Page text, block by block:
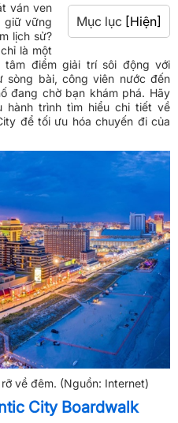
Mục lục [Hiện]
ván ven
giữ vững
lịch sử?
là một
điểm giải trí sôi động với
sòng bài, công viên nước đến
đang chờ bạn khám phá. Hãy
hành trình tìm hiểu chi tiết về
để tối ưu hóa chuyến đi của
về đêm. (Nguồn: Internet)
City Boardwalk